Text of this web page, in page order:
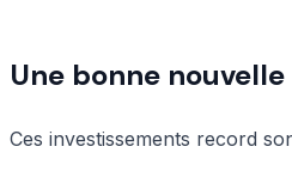
Une bonne
Ces investissements record